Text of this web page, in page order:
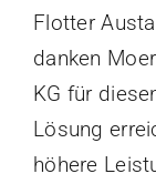
Flotter
danken
KG für
Lösung
höhere